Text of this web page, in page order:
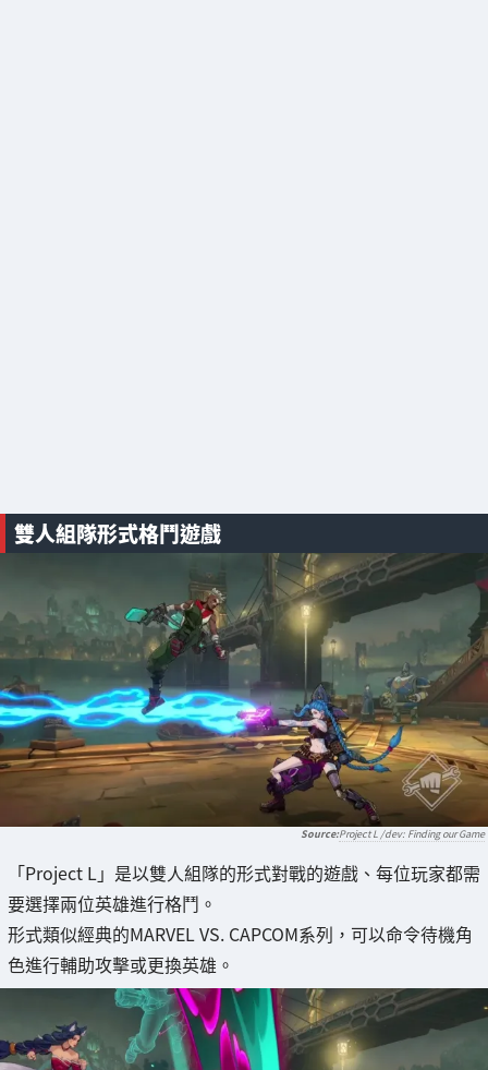
雙人組隊形式格鬥遊戲
Project L /dev: Finding our Game
「Project L」是以雙人組隊的形式對戰的遊戲、每位玩家都需
要選擇兩位英雄進行格鬥。
形式類似經典的MARVEL VS. CAPCOM系列，可以命令待機角
色進行輔助攻擊或更換英雄。